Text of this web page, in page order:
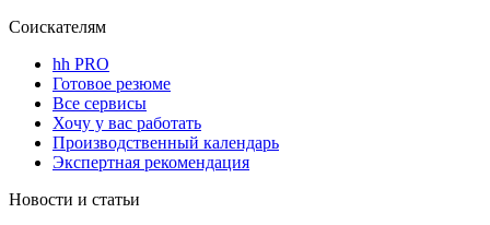
Соискателям
hh PRO
Готовое резюме
Все сервисы
Хочу у вас работать
Производственный календарь
Экспертная рекомендация
Новости и статьи